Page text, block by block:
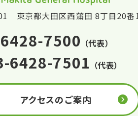
東京都大田区西蒲田 8丁目20番
7500 （代表）
6428-7501 （代表）
アクセスのご案内